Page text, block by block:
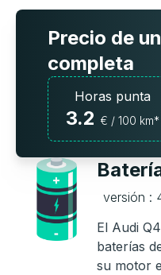
Precio de
completa
Horas punta
3.2 € / 100 km*
versión :
El Audi
baterías
su motor